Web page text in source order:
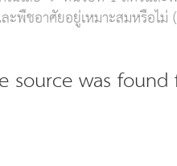
พืชอาศัยอยู่เหมาะสมหรือไ
source was